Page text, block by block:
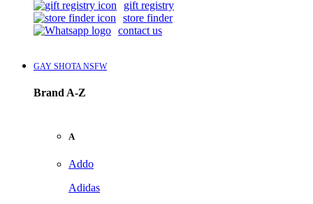
gift registry
store finder
contact us
GAY SHOTA NSFW
Brand A-Z
A
Addo
Adidas